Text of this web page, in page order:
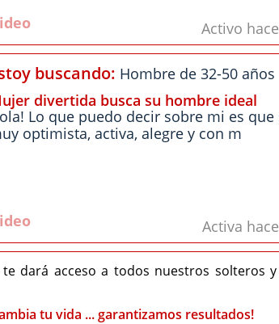
Activo
buscando: Hombre de 32-50 años
divertida busca su hombre ideal
Lo que puedo decir sobre mi es
optimista, activa, alegre y con m
Activa
dará acceso a todos nuestros solteros
tu vida ... garantizamos resultados!